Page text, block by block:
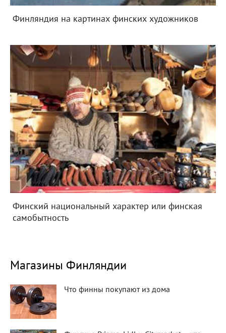
Финляндия на картинах финских художников
Финский национальный характер или финская
самобытность
Магазины Финляндии
Что финны покупают из дома